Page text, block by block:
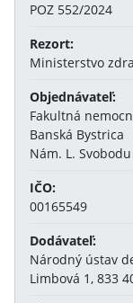
POZ 552/2024
Rezort:
Ministerstvo
Objednávateľ:
Fakultná
Banská Bystrica
Nám. L.
IČO:
00165549
Dodávateľ:
Národný ústav
Limbová 1, 833